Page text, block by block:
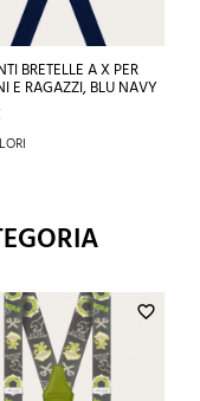
BRETELLE A X PER
E RAGAZZI, BLU NAVY
favorite_border